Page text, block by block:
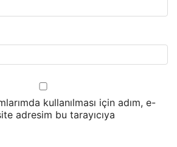
kullanılması için adım, e-
adresim bu tarayıcıya